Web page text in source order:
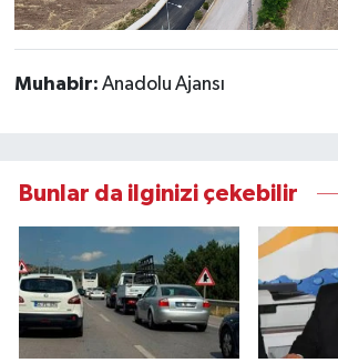
Muhabir: Anadolu Ajansı
Bunlar da ilginizi çekebilir